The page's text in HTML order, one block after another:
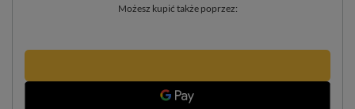
Możesz kupić także poprzez: